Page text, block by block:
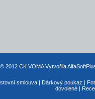
2012 CK VOMA Vytvořila
smlouva| Dárkový poukaz |
dovolené|